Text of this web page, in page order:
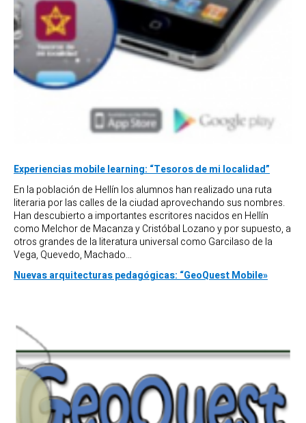
Experiencias mobile learning: “Tesoros de mi localidad”
En la población de Hellín los alumnos han realizado una ruta
literaria por las calles de la ciudad aprovechando sus nombres.
Han descubierto a importantes escritores nacidos en Hellín
como Melchor de Macanza y Cristóbal Lozano y por supuesto, a
otros grandes de la literatura universal como Garcilaso de la
Vega, Quevedo, Machado…
Nuevas arquitecturas pedagógicas: “GeoQuest Mobile»